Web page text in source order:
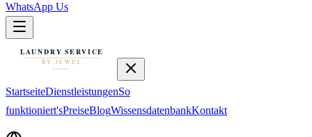
WhatsApp Us
StartseiteDienstleistungenSo
funktioniert'sPreiseBlogWissensdatenbankKontakt